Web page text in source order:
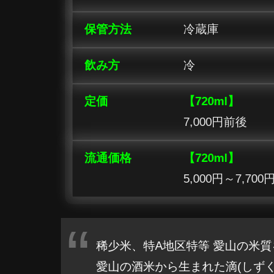
保管方法 冷蔵庫
飲み方 冷
定価
【720ml】
7,000円前後
流通価格
【720ml】
5,000円～7,700円
稀少米、特A地区特等 愛山の米
愛山の酒米から生まれた滴(しず